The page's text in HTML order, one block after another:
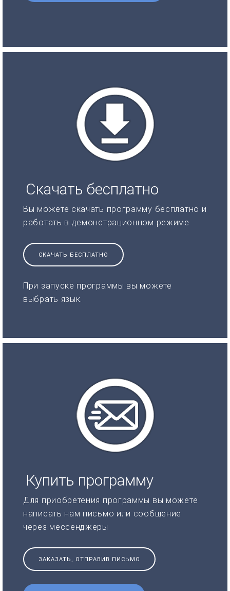
Скачать бесплатно
Вы можете скачать программу бесплатно и
работать в демонстрационном режиме
СКАЧАТЬ БЕСПЛАТНО
При запуске программы вы можете
выбрать язык.
Купить программу
Для приобретения программы вы можете
написать нам письмо или сообщение
через мессенджеры
ЗАКАЗАТЬ, ОТПРАВИВ ПИСЬМО